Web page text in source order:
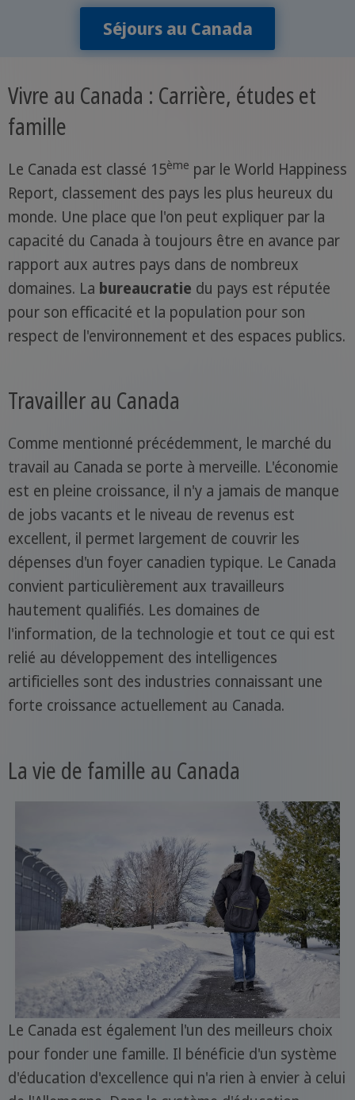
Séjours au Canada
Vivre au Canada : Carrière, études et
famille
Le Canada est classé 15ème par le World Happiness
Report, classement des pays les plus heureux du
monde. Une place que l'on peut expliquer par la
capacité du Canada à toujours être en avance par
rapport aux autres pays dans de nombreux
domaines. La bureaucratie du pays est réputée
pour son efficacité et la population pour son
respect de l'environnement et des espaces publics.
Travailler au Canada
Comme mentionné précédemment, le marché du
travail au Canada se porte à merveille. L'économie
est en pleine croissance, il n'y a jamais de manque
de jobs vacants et le niveau de revenus est
excellent, il permet largement de couvrir les
dépenses d'un foyer canadien typique. Le Canada
convient particulièrement aux travailleurs
hautement qualifiés. Les domaines de
l'information, de la technologie et tout ce qui est
relié au développement des intelligences
artificielles sont des industries connaissant une
forte croissance actuellement au Canada.
La vie de famille au Canada
Le Canada est également l'un des meilleurs choix
pour fonder une famille. Il bénéficie d'un système
d'éducation d'excellence qui n'a rien à envier à celui